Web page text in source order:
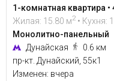
1-комнатная квартира •
Жилая: 15.80 м2 • Кухня:
Монолитно-панельный
Дунайская
0.6 км
пр-кт. Дунайский, 55к1
Изменен: вчера